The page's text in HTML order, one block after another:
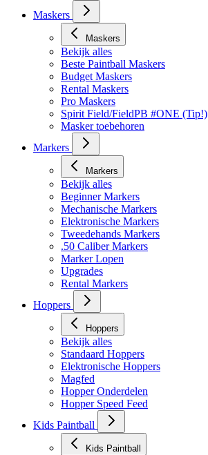
Maskers
Maskers
Bekijk alles
Beste Paintball Maskers
Budget Maskers
Rental Maskers
Pro Maskers
Spirit Field/FieldPB #ONE (Tip!)
Masker toebehoren
Markers
Markers
Bekijk alles
Beginner Markers
Mechanische Markers
Elektronische Markers
Tweedehands Markers
.50 Caliber Markers
Marker Lopen
Upgrades
Rental Markers
Hoppers
Hoppers
Bekijk alles
Standaard Hoppers
Elektronische Hoppers
Magfed
Hopper Onderdelen
Hopper Speed Feed
Kids Paintball
Kids Paintball